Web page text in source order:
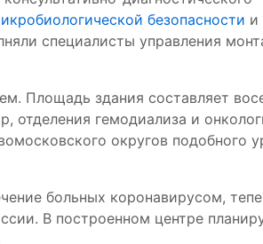
безопасности и
специалисты управления
Площадь здания составляет
отделения гемодиализа и
округов подобного
больных коронавирусом,
В построенном центре